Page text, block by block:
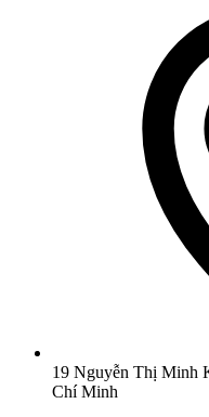
19 Nguyễn Thị Minh
Chí Minh